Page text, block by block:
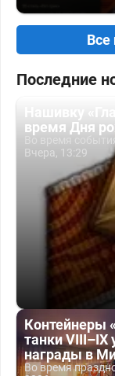
Все
Последние
Нашивку
время Дня
Во время
Вчера, 13:29
Контейнеры
танки VIII–IX
награды в
Во время